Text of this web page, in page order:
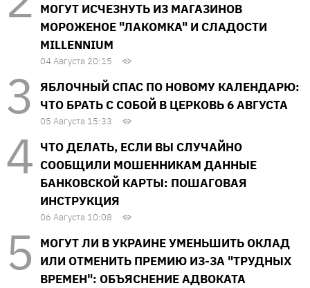
МОГУТ ИСЧЕЗНУТЬ ИЗ МАГАЗИНОВ
МОРОЖЕНОЕ "ЛАКОМКА" И СЛАДОСТИ
MILLENNIUM
04 Августа 20:15
ЯБЛОЧНЫЙ СПАС ПО НОВОМУ КАЛЕНДАРЮ:
ЧТО БРАТЬ С СОБОЙ В ЦЕРКОВЬ 6 АВГУСТА
05 Августа 15:33
ЧТО ДЕЛАТЬ, ЕСЛИ ВЫ СЛУЧАЙНО
СООБЩИЛИ МОШЕННИКАМ ДАННЫЕ
БАНКОВСКОЙ КАРТЫ: ПОШАГОВАЯ
ИНСТРУКЦИЯ
06 Августа 10:08
МОГУТ ЛИ В УКРАИНЕ УМЕНЬШИТЬ ОКЛАД
ИЛИ ОТМЕНИТЬ ПРЕМИЮ ИЗ-ЗА "ТРУДНЫХ
ВРЕМЕН": ОБЪЯСНЕНИЕ АДВОКАТА